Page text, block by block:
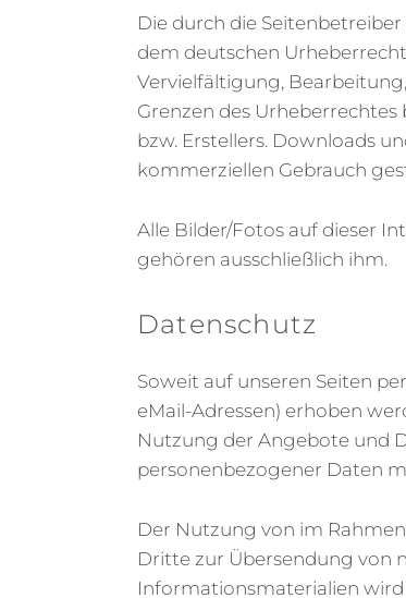
Die durch die
dem deutschen
Vervielfältigung,
Grenzen des
bzw. Erstellers. Downloads
kommerziellen Gebrauch
Alle Bilder/Fotos auf dieser
gehören ausschließlich ihm.
Datenschutz
Soweit auf unseren Seiten
eMail-Adressen) erhoben
Nutzung der Angebote und
personenbezogener Daten
Der Nutzung von im
Dritte zur Übersendung von
Informationsmaterialien